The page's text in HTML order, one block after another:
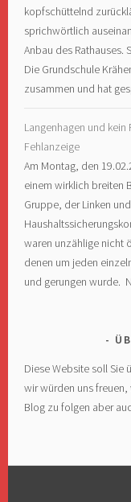
kopfschüttelnd
sprichwörtlich
Anbau des Rathauses.
Die Grundschule
zusammen und hat
Langenhagen und
Fehlanzeige
Am Montag, den
einem wirklich breiten
Gruppe, der Linken
waren unzählige nicht
denen um jeden
und gerungen wurde.
Diese Website soll Sie
wir würden uns
Blog zu folgen aber